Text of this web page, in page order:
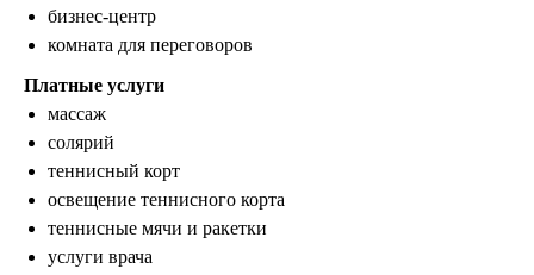
бизнес-центр
комната для переговоров
Платные услуги
массаж
солярий
теннисный корт
освещение теннисного корта
теннисные мячи и ракетки
услуги врача